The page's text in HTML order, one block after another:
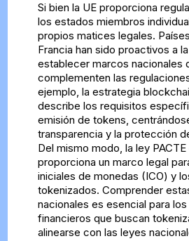
Si bien la UE proporciona
los estados miembros
propios matices legales.
Francia han sido proactivos a
establecer marcos nacionales
complementen las
ejemplo, la estrategia
describe los requisitos
emisión de tokens,
transparencia y la protección
Del mismo modo, la ley
proporciona un marco legal
iniciales de monedas (ICO) y
tokenizados. Comprender
nacionales es esencial para
financieros que buscan
alinearse con las leyes